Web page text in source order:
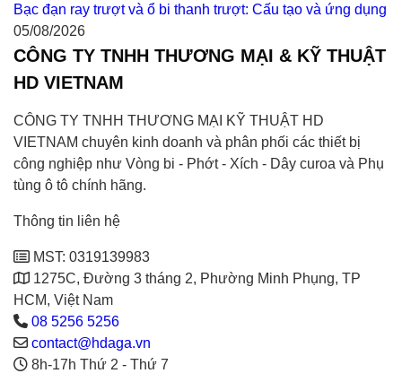
Bạc đạn ray trượt và ổ bi thanh trượt: Cấu tạo và ứng dụng
05/08/2026
CÔNG TY TNHH THƯƠNG MẠI & KỸ THUẬT
HD VIETNAM
CÔNG TY TNHH THƯƠNG MẠI KỸ THUẬT HD
VIETNAM chuyên kinh doanh và phân phối các thiết bị
công nghiệp như Vòng bi - Phớt - Xích - Dây curoa và Phụ
tùng ô tô chính hãng.
Thông tin liên hệ
MST: 0319139983
1275C, Đường 3 tháng 2, Phường Minh Phụng, TP
HCM, Việt Nam
08 5256 5256
contact@hdaga.vn
8h-17h Thứ 2 - Thứ 7